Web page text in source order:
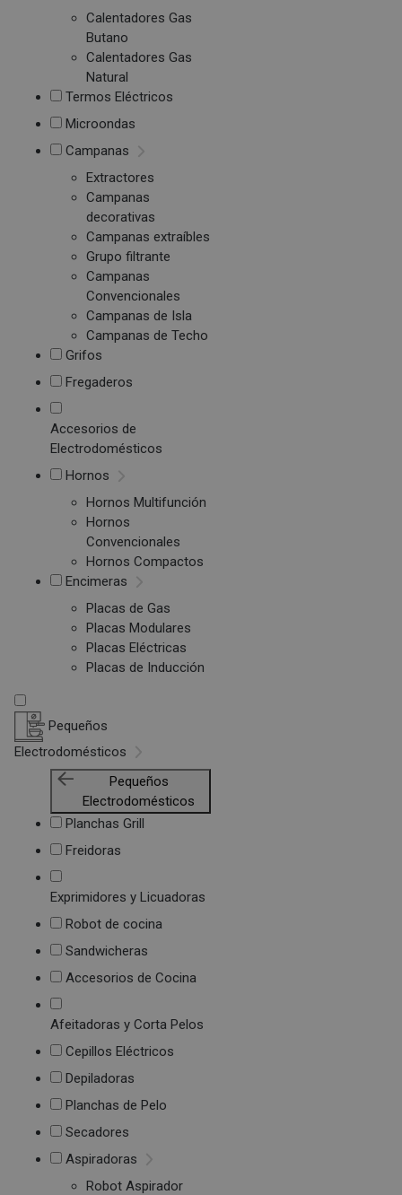
Calentadores Gas
Butano
Calentadores Gas
Natural
Termos Eléctricos
Microondas
Campanas
Extractores
Campanas
decorativas
Campanas extraíbles
Grupo filtrante
Campanas
Convencionales
Campanas de Isla
Campanas de Techo
Grifos
Fregaderos
Accesorios de
Electrodomésticos
Hornos
Hornos Multifunción
Hornos
Convencionales
Hornos Compactos
Encimeras
Placas de Gas
Placas Modulares
Placas Eléctricas
Placas de Inducción
Pequeños
Electrodomésticos
Pequeños
Electrodomésticos
Planchas Grill
Freidoras
Exprimidores y Licuadoras
Robot de cocina
Sandwicheras
Accesorios de Cocina
Afeitadoras y Corta Pelos
Cepillos Eléctricos
Depiladoras
Planchas de Pelo
Secadores
Aspiradoras
Robot Aspirador